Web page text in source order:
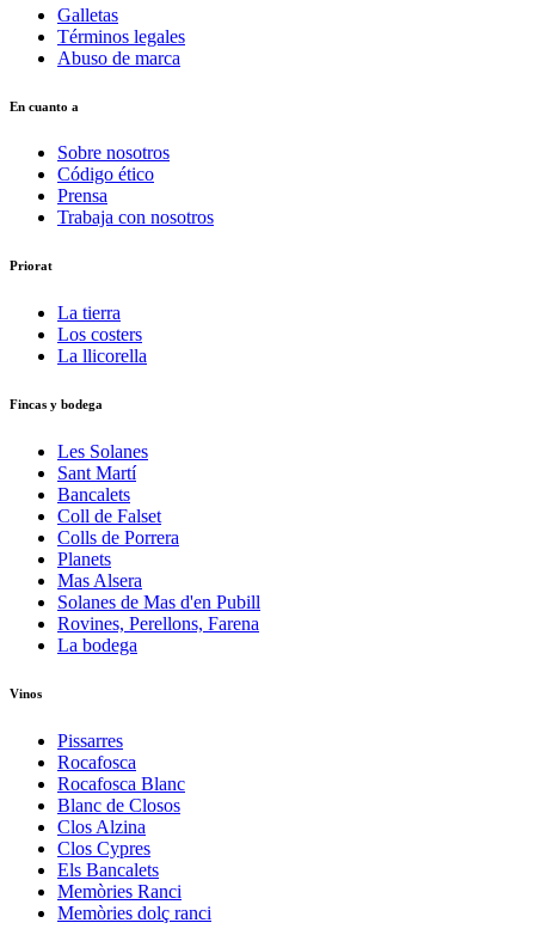
Galletas
Términos legales
Abuso de marca
En cuanto a
Sobre nosotros
Código ético
Prensa
Trabaja con nosotros
Priorat
La tierra
Los costers
La llicorella
Fincas y bodega
Les Solanes
Sant Martí
Bancalets
Coll de Falset
Colls de Porrera
Planets
Mas Alsera
Solanes de Mas d'en Pubill
Rovines, Perellons, Farena
La bodega
Vinos
Pissarres
Rocafosca
Rocafosca Blanc
Blanc de Closos
Clos Alzina
Clos Cypres
Els Bancalets
Memòries Ranci
Memòries dolç ranci